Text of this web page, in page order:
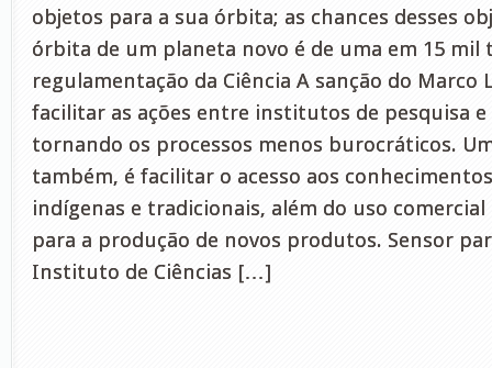
objetos para a sua órbita; as chances desses
órbita de um planeta novo é de uma em 15 mil
regulamentação da Ciência A sanção do Marco
facilitar as ações entre institutos de pesquisa
tornando os processos menos burocráticos.
também, é facilitar o acesso aos
indígenas e tradicionais, além do uso
para a produção de novos produtos. Sensor
Instituto de Ciências […]